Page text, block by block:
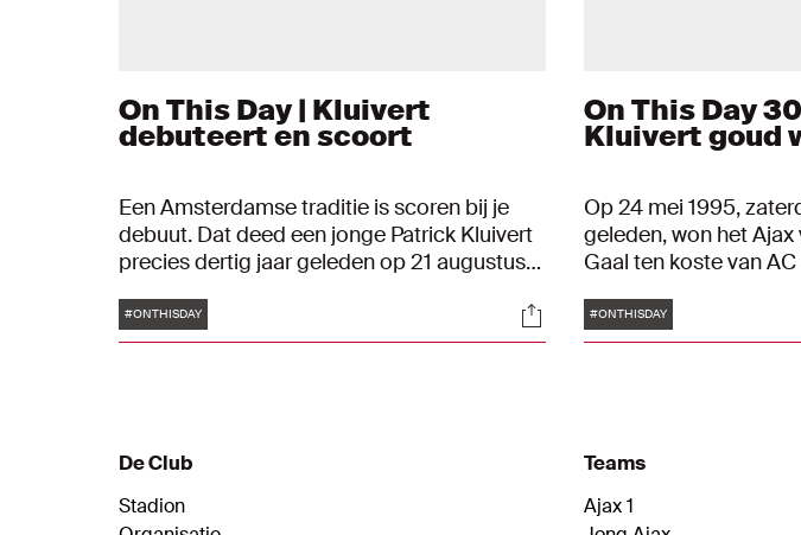
On This Day | Kluivert
debuteert en scoort
Een Amsterdamse traditie is scoren bij je
debuut. Dat deed een jonge Patrick Kluivert
precies dertig jaar geleden op 21 augustus
spits maakte de 3-0 na 25 minuten spelen in
het Olympisch Stadion en gaf tevens de
Tags
#ONTHISDAY Socials
On This Day
Kluivert goud
Op 24 mei 1995,
geleden, won het
Gaal ten koste van
van invaller Patrick
Italianen in het Ernst-
Tags
#ONTHISDAY
De Club
Stadion
Teams
Ajax 1